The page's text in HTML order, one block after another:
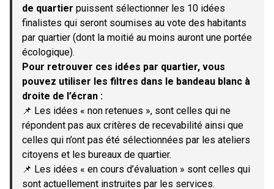
de quartier puissent sélectionner les 10 idées
finalistes qui seront soumises au vote des habitants
par quartier (dont la moitié au moins auront une portée
écologique).
Pour retrouver ces idées par quartier, vous
pouvez utiliser les filtres dans le bandeau blanc à
droite de l’écran :
📌 Les idées « non retenues », sont celles qui ne
répondent pas aux critères de recevabilité ainsi que
celles qui n’ont pas été sélectionnées par les ateliers
citoyens et les bureaux de quartier.
📌 Les idées « en cours d’évaluation » sont celles qui
sont actuellement instruites par les services.